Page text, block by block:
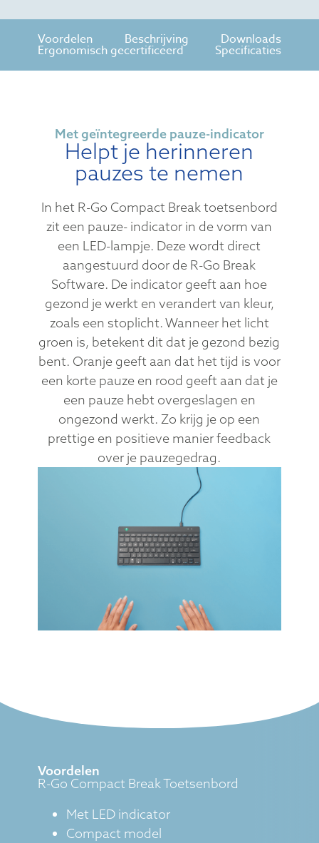
Voordelen Beschrijving Downloads
Ergonomisch gecertificeerd Specificaties
Met geïntegreerde pauze-indicator
Helpt je herinneren
pauzes te nemen
In het R-Go Compact Break toetsenbord
zit een pauze- indicator in de vorm van
een LED-lampje. Deze wordt direct
aangestuurd door de R-Go Break
Software. De indicator geeft aan hoe
gezond je werkt en verandert van kleur,
zoals een stoplicht. Wanneer het licht
groen is, betekent dit dat je gezond bezig
bent. Oranje geeft aan dat het tijd is voor
een korte pauze en rood geeft aan dat je
een pauze hebt overgeslagen en
ongezond werkt. Zo krijg je op een
prettige en positieve manier feedback
over je pauzegedrag.
Voordelen
R-Go Compact Break Toetsenbord
Met LED indicator
Compact model